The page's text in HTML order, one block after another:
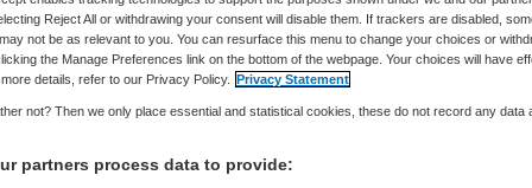
Skipr Redactie 16 mei 2013,12:41 39 keer gelezen
KNMG heeft donderdag in overleg met
Reject All or withdrawing your consent will disable them. If trackers are disabled,
not be as relevant to you. You can resurface this menu to change your choices or
the Manage Preferences link on the bottom of the webpage. Your choices will have
details, refer to our Privacy Policy. Privacy Statement
not? Then we only place essential and statistical cookies, these do not record any data
partners process data to provide: